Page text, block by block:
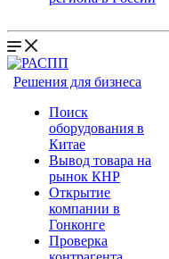
Решения для бизнеса
Поиск
оборудования в
Китае
Вывод товара на
рынок КНР
Открытие
компании в
Гонконге
Проверка